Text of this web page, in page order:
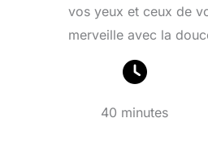
vos yeux et ceux de
merveille avec la
40 minutes